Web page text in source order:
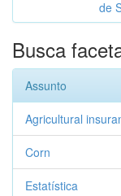
de
Busca
Assunto
Agricultural
Corn
Estatística